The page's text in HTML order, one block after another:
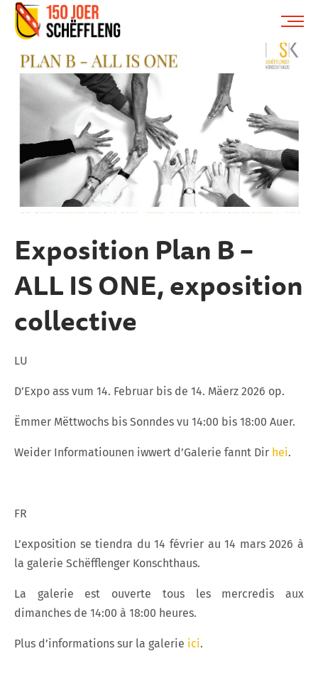
Schifflange, schifflange-logo, gemeng
Exposition Plan B –
ALL IS ONE, exposition
collective
LU
D’Expo ass vum 14. Februar bis de 14. Mäerz 2026 op.
Ëmmer Mëttwochs bis Sonndes vu 14:00 bis 18:00 Auer.
Weider Informatiounen iwwert d’Galerie fannt Dir hei.
FR
L’exposition se tiendra du 14 février au 14 mars 2026 à
la galerie Schëfflenger Konschthaus.
La galerie est ouverte tous les mercredis aux
dimanches de 14:00 à 18:00 heures.
Plus d’informations sur la galerie ici.